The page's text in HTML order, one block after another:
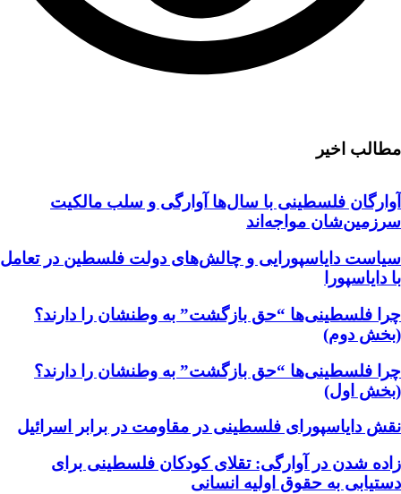
مطالب اخیر
آوارگان فلسطینی با سال‌ها آوارگی و سلب مالكيت
سرزمين‌شان مواجه‌اند
سیاست دایاسپورایی و چالش‌های دولت فلسطین در تعامل
با دایاسپورا
چرا فلسطینی‌ها “حق بازگشت” به وطنشان‌ را دارند؟
(بخش دوم)
چرا فلسطینی‌ها “حق بازگشت” به وطنشان‌ را دارند؟
(بخش اول)
نقش دایاسپورای فلسطینی در مقاومت در برابر اسرائیل
زاده شدن در آوارگی: تقلای کودکان فلسطینی برای
دستیابی به حقوق اولیه انسانی